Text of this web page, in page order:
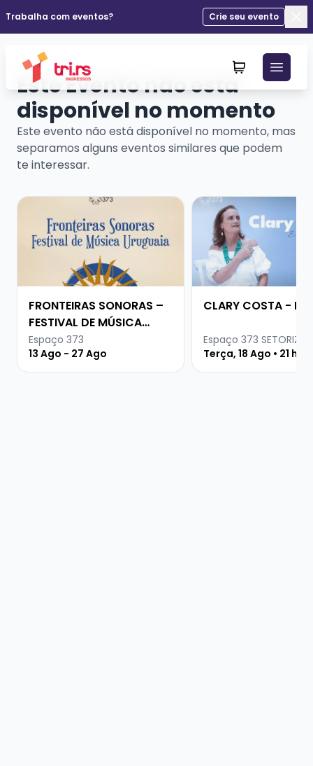
Trabalha com eventos?
Crie seu evento
Este Evento não está
disponível no momento
Este evento não está disponível no momento, mas
separamos alguns eventos similares que podem
te interessar.
Veja mais sobre FRONTEIRAS SONORAS – FESTIVAL
FRONTEIRAS SONORAS –
FESTIVAL DE MÚSICA
URUGUAIA
Espaço 373
13 Ago - 27 Ago
Veja mais sobre
CLARY COSTA -
Espaço 373
Terça, 18 Ago • 21